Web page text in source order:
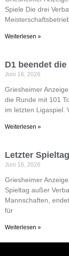
Spiele Die drei
Weiterlesen »
D1 beendet
Juni 16, 2026
Griesheimer
die Runde mit 101
im letzten Ligaspiel.
Weiterlesen »
Letzter
Juni 16, 2026
Griesheimer
Spieltag außer
Mannschaften,
für
Weiterlesen »